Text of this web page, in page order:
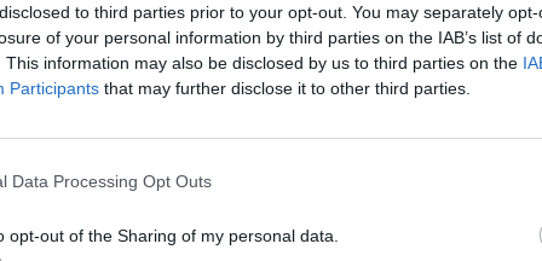
to third parties prior to your opt-out. You may separately
of your personal information by third parties on the IAB’s list of
This information may also be disclosed by us to third parties on the
Participants that may further disclose it to other third parties.
Data Processing Opt Outs
opt-out of the Sharing of my personal data.
ad